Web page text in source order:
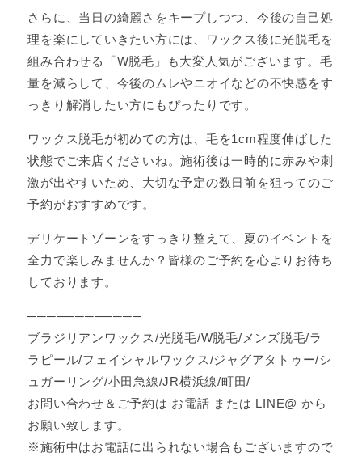
さらに、当日の綺麗さをキープしつつ、今後の自己処
理を楽にしていきたい方には、ワックス後に光脱毛を
組み合わせる「W脱毛」も大変人気がございます。毛
量を減らして、今後のムレやニオイなどの不快感をす
っきり解消したい方にもぴったりです。
ワックス脱毛が初めての方は、毛を1cm程度伸ばした
状態でご来店くださいね。施術後は一時的に赤みや刺
激が出やすいため、大切な予定の数日前を狙ってのご
予約がおすすめです。
デリケートゾーンをすっきり整えて、夏のイベントを
全力で楽しみませんか？皆様のご予約を心よりお待ち
しております。
────────────
ブラジリアンワックス/光脱毛/W脱毛/メンズ脱毛/ラ
ラピール/フェイシャルワックス/ジャグアタトゥー/シ
ュガーリング/小田急線/JR横浜線/町田/
お問い合わせ＆ご予約は お電話 または LINE@ から
お願い致します。
※施術中はお電話に出られない場合もございますので